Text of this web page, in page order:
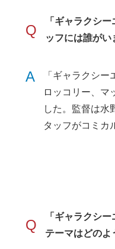
Q
「ギャラクシ
ッフには誰がい
A
「ギャラクシ
ロッコリー、マ
した。監督は水
タッフがコミカ
Q
「ギャラクシ
テーマはどのよ